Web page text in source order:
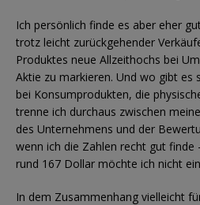
Ich persönlich finde es aber eher
trotz leicht zurückgehender
Produktes neue Allzeithochs bei
Aktie zu markieren. Und wo gibt es
bei Konsumprodukten, die
trenne ich durchaus zwischen
des Unternehmens und der
wenn ich die Zahlen recht gut finde
rund 167 Dollar möchte ich nicht
In dem Zusammenhang vielleicht